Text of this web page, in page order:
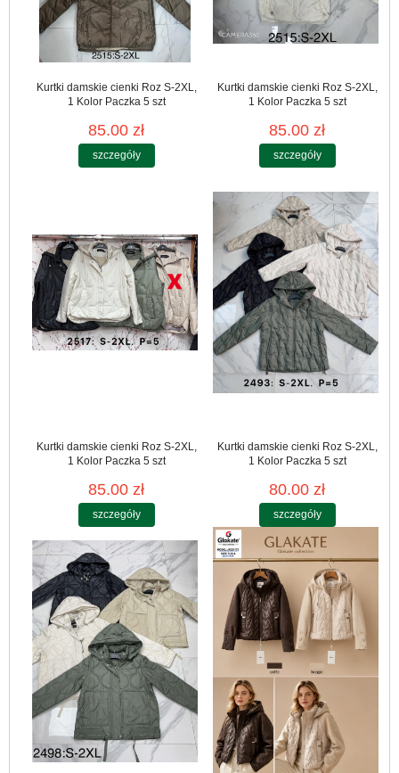
Kurtki damskie cienki Roz S-2XL,
1 Kolor Paczka 5 szt
85.00 zł
szczegóły
Kurtki damskie cienki Roz S-2XL,
1 Kolor Paczka 5 szt
85.00 zł
szczegóły
Kurtki damskie cienki Roz S-2XL,
1 Kolor Paczka 5 szt
85.00 zł
szczegóły
Kurtki damskie cienki Roz S-2XL,
1 Kolor Paczka 5 szt
80.00 zł
szczegóły